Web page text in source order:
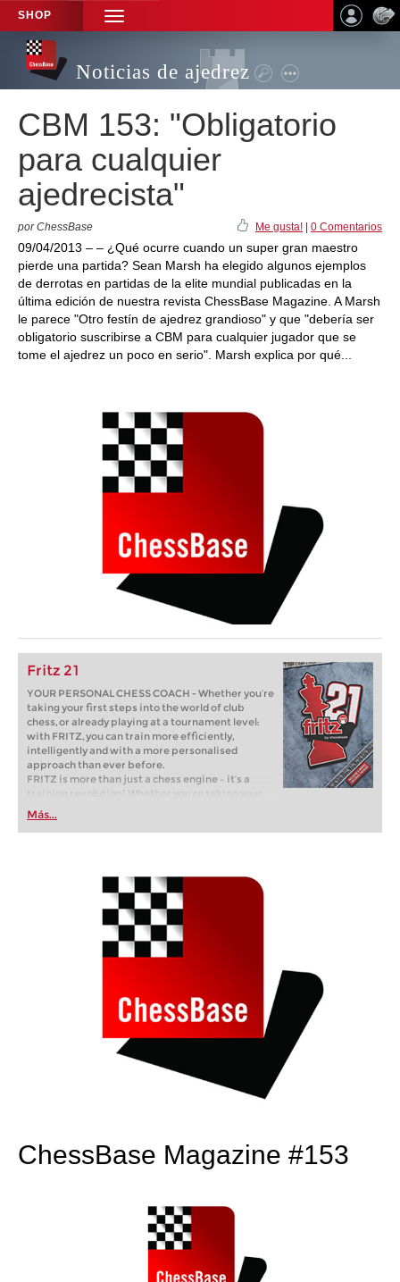
SHOP
TOGGLE
NAVIGATION
Noticias de ajedrez
CBM 153: "Obligatorio
para cualquier
ajedrecista"
por ChessBase Me gusta! 0 Comentarios
09/04/2013 – – ¿Qué ocurre cuando un super gran maestro
pierde una partida? Sean Marsh ha elegido algunos ejemplos
de derrotas en partidas de la elite mundial publicadas en la
última edición de nuestra revista ChessBase Magazine. A Marsh
le parece "Otro festín de ajedrez grandioso" y que "debería ser
obligatorio suscribirse a CBM para cualquier jugador que se
tome el ajedrez un poco en serio". Marsh explica por qué...
Fritz 21
YOUR PERSONAL CHESS COACH - Whether you’re
taking your first steps into the world of club
chess, or already playing at a tournament level:
with FRITZ, you can train more efficiently,
intelligently and with a more personalised
approach than ever before.
FRITZ is more than just a chess engine – it’s a
training revolution! Whether you’re taking your
first steps into the world of club chess, or already
playing at a tournament level: with FRITZ, you can
train more efficiently, intelligently and with a
Más...
ChessBase Magazine #153